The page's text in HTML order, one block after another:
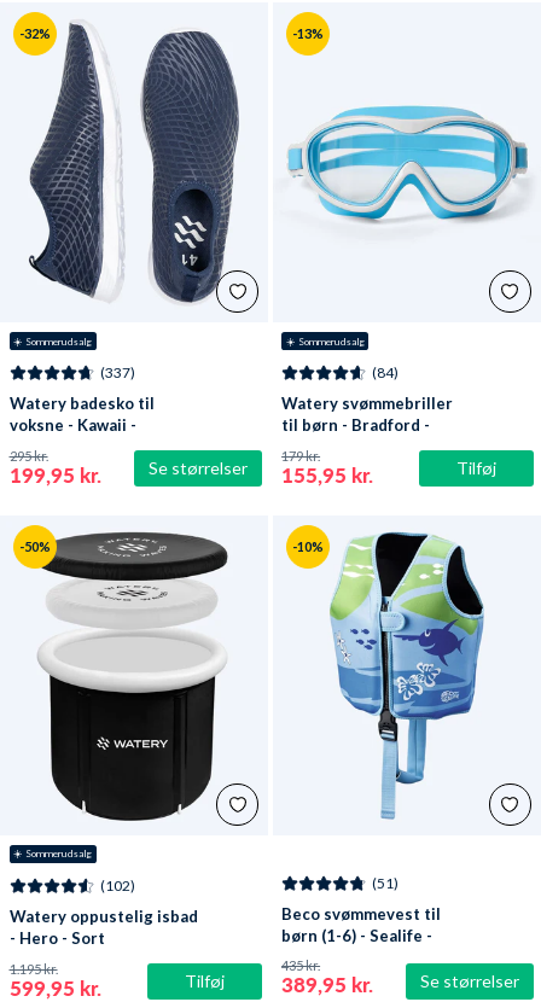
-32%
☀️ Sommerudsalg
Se størrelser
(337)
Watery badesko til
voksne - Kawaii -
Mørkeblå
199,95 kr.
295 kr.
-13%
☀️ Sommerudsalg
Tilføj
(84)
Watery svømmebriller
til børn - Bradford -
Blå/hvid
155,95 kr.
179 kr.
-50%
☀️ Sommerudsalg
Tilføj
(102)
Watery oppustelig isbad
- Hero - Sort
599,95 kr.
1.195 kr.
-10%
Se størrelser
(51)
Beco svømmevest til
børn (1-6) - Sealife -
Lyseblå/grøn
389,95 kr.
435 kr.